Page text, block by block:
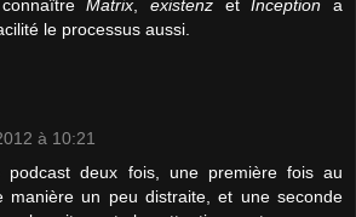
Matrix ,existenz etInception a
le processus aussi.
à 10:21
podcast deux fois, une première fois au
manière un peu distraite, et une seconde